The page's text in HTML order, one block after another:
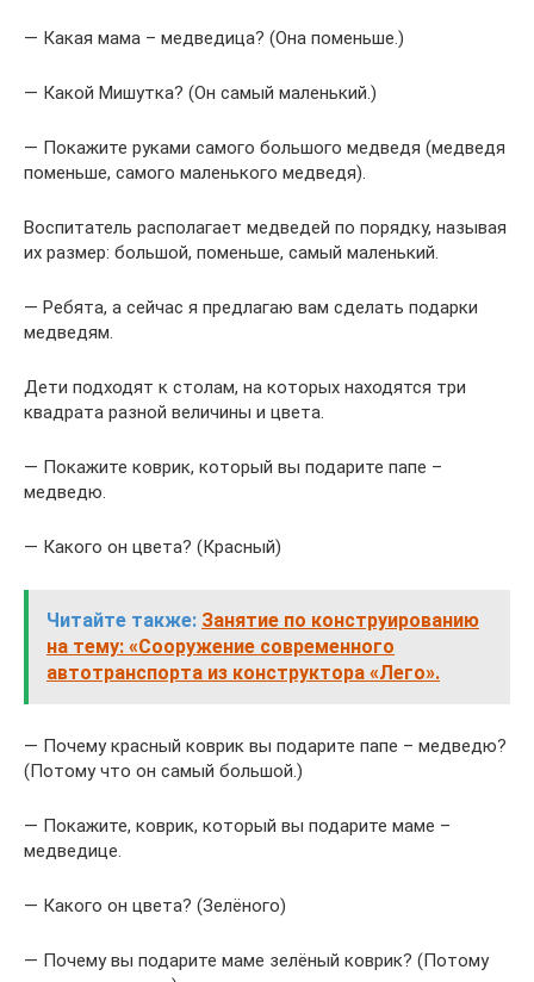
— Какая мама – медведица? (Она поменьше.)
— Какой Мишутка? (Он самый маленький.)
— Покажите руками самого большого медведя (медведя
поменьше, самого маленького медведя).
Воспитатель располагает медведей по порядку, называя
их размер: большой, поменьше, самый маленький.
— Ребята, а сейчас я предлагаю вам сделать подарки
медведям.
Дети подходят к столам, на которых находятся три
квадрата разной величины и цвета.
— Покажите коврик, который вы подарите папе –
медведю.
— Какого он цвета? (Красный)
Читайте также: Занятие по конструированию
на тему: «Сооружение современного
автотранспорта из конструктора «Лего».
— Почему красный коврик вы подарите папе – медведю?
(Потому что он самый большой.)
— Покажите, коврик, который вы подарите маме –
медведице.
— Какого он цвета? (Зелёного)
— Почему вы подарите маме зелёный коврик? (Потому